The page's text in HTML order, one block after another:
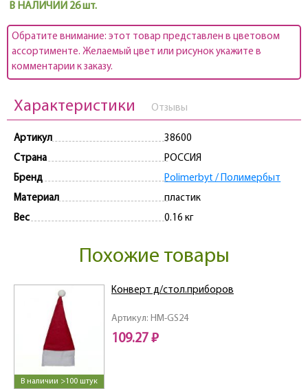
В НАЛИЧИИ 26 шт.
Обратите внимание: этот товар представлен в цветовом
ассортименте. Желаемый цвет или рисунок укажите в
комментарии к заказу.
Характеристики Отзывы
Артикул
38600
Страна
РОССИЯ
Бренд
Polimerbyt / Полимербыт
Материал
пластик
Вес
0.16 кг
Похожие товары
В наличии >100 штук
Артикул: HM-GS24
Конверт д/стол.приборов
109.27 ₽